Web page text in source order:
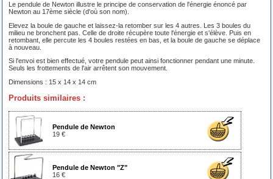
Le pendule de Newton illustre le principe de conservation de l'énergie énoncé par
Newton au 17ème siècle (d'où son nom).
Elevez la boule de gauche et laissez-la retomber sur les 4 autres. Les 3 boules du
milieu ne bronchent pas. Celle de droite récupère toute l'énergie et s'élève. Puis en
retombant, elle percute les 4 boules restées en bas, et la boule de gauche se déplace
à nouveau.
Si l'envoi est bien effectué, votre pendule peut ainsi fonctionner pendant une minute.
Seuls les frottements de l'air arrêtent son mouvement.
Dimensions : 15 x 14 x 14 cm
Produits similaires :
Pendule de Newton
19 €
Pendule de Newton "Z"
16 €